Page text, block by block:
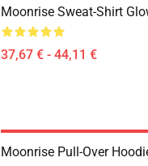
Moonrise Sweat-Shirt
37,67 € - 44,11 €
Moonrise Pull-Over